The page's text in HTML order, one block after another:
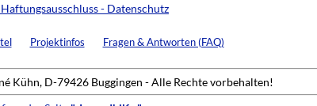
- Datenschutz
Projektinfos Fragen & Antworten (FAQ)
Kühn, D-79426 Buggingen - Alle Rechte vorbehalten!